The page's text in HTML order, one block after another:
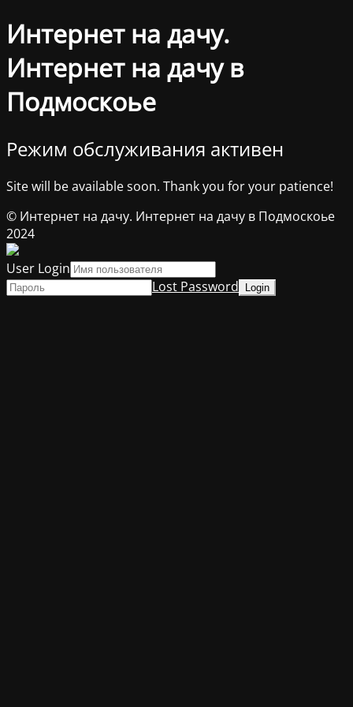
Интернет на дачу.
Интернет на дачу в
Подмоскоье
Режим обслуживания активен
Site will be available soon. Thank you for your patience!
© Интернет на дачу. Интернет на дачу в Подмоскоье
2024
User Login
Lost Password